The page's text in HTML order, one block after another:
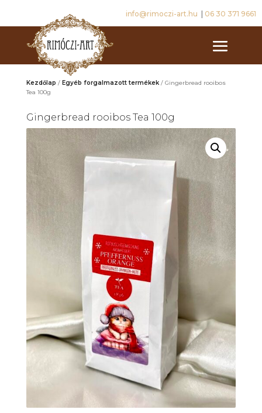
info@rimoczi-art.hu 06 30 371 9661
Kezdőlap / Egyéb forgalmazott termékek/ Gingerbread rooibos
Tea 100g
Gingerbread rooibos Tea 100g